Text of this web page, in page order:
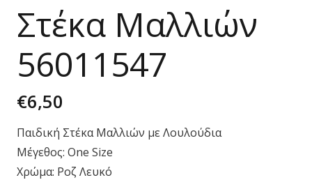
Στέκα Μαλλιών
56011547
€6,50
Παιδική Στέκα Μαλλιών με Λουλούδια
Μέγεθος: One Size
Χρώμα: Ροζ Λευκό